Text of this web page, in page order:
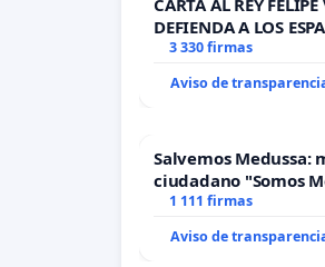
DEFIENDA A LOS
3 330 firmas
Aviso de
Salvemos Medussa:
ciudadano "Somos
1 111 firmas
Aviso de